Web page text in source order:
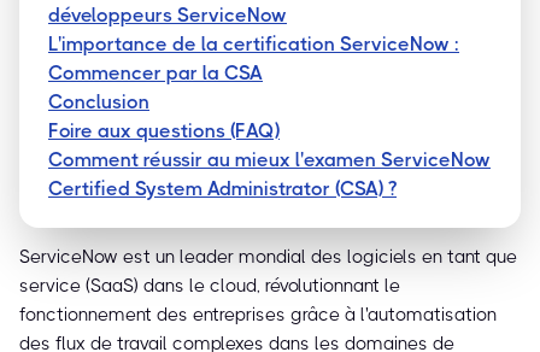
développeurs ServiceNow
L'importance de la certification ServiceNow :
Commencer par la CSA
Conclusion
Foire aux questions (FAQ)
Comment réussir au mieux l'examen ServiceNow
Certified System Administrator (CSA) ?
ServiceNow est un leader mondial des logiciels en tant que
service (SaaS) dans le cloud, révolutionnant le
fonctionnement des entreprises grâce à l'automatisation
des flux de travail complexes dans les domaines de